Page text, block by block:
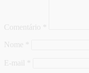
Comentário
Nome
E-mail